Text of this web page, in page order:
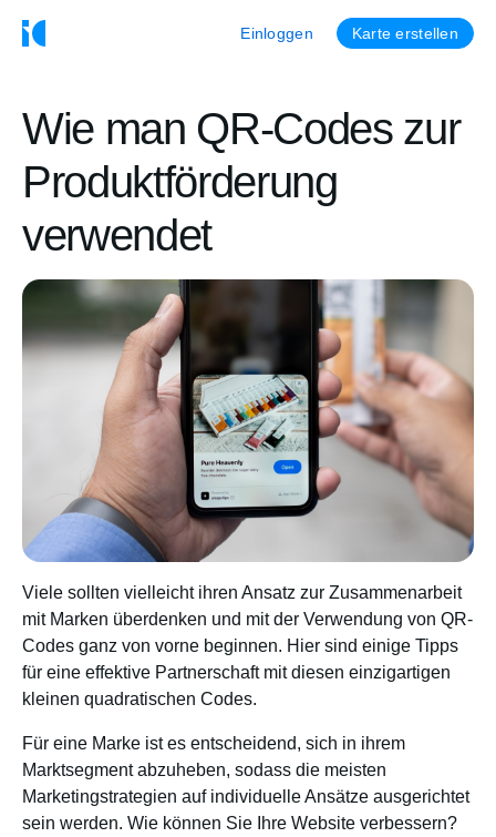
Einloggen Karte erstellen
Wie man QR-Codes zur
Produktförderung
verwendet
Viele sollten vielleicht ihren Ansatz zur Zusammenarbeit
mit Marken überdenken und mit der Verwendung von QR-
Codes ganz von vorne beginnen. Hier sind einige Tipps
für eine effektive Partnerschaft mit diesen einzigartigen
kleinen quadratischen Codes.
Für eine Marke ist es entscheidend, sich in ihrem
Marktsegment abzuheben, sodass die meisten
Marketingstrategien auf individuelle Ansätze ausgerichtet
sein werden. Wie können Sie Ihre Website verbessern?